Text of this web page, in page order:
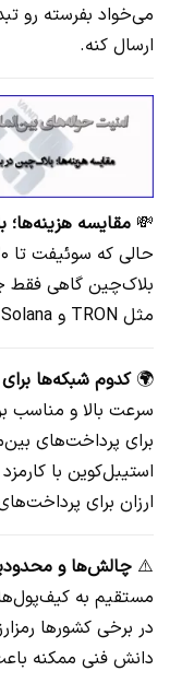
می‌خواد بفرسته رو
ارسال کنه.
💸 مقایسه
بلاک‌چین گاهی فقط
مثل TRON و Solana حتی کارمزد نزدیک به صفر دارن.
🌍کدوم شبکه‌ها
سرعت بالا و مناسب
برای پرداخت‌های
استیبل‌کوین با
ارزان برای
⚠️ چالش‌ها و
مستقیم به
در برخی کشورها
دانش فنی ممکنه